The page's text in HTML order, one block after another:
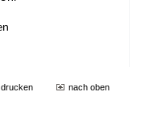
drucken nach oben